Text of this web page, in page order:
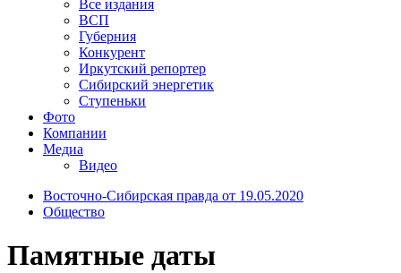
Все издания
ВСП
Губерния
Конкурент
Иркутский репортер
Сибирский энергетик
Ступеньки
Фото
Компании
Медиа
Видео
Восточно-Сибирская правда от 19.05.2020
Общество
Памятные даты